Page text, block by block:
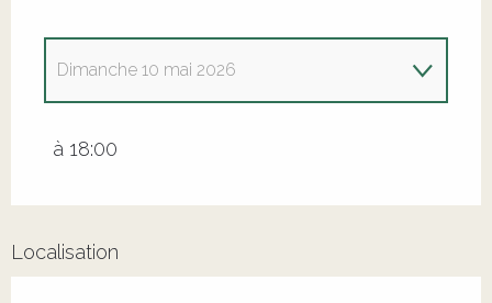
Dimanche 10 mai 2026
à 18:00
Localisation